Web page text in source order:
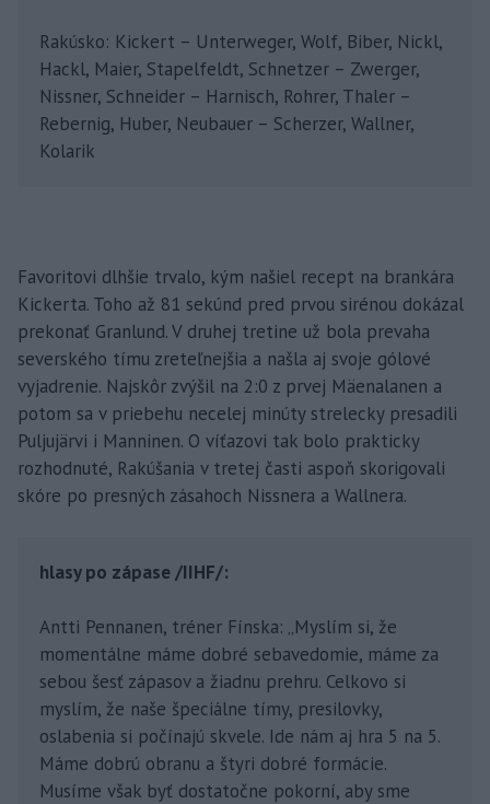
Rakúsko: Kickert – Unterweger, Wolf, Biber, Nickl,
Hackl, Maier, Stapelfeldt, Schnetzer – Zwerger,
Nissner, Schneider – Harnisch, Rohrer, Thaler –
Rebernig, Huber, Neubauer – Scherzer, Wallner,
Kolarik
Favoritovi dlhšie trvalo, kým našiel recept na brankára
Kickerta. Toho až 81 sekúnd pred prvou sirénou dokázal
prekonať Granlund. V druhej tretine už bola prevaha
severského tímu zreteľnejšia a našla aj svoje gólové
vyjadrenie. Najskôr zvýšil na 2:0 z prvej Mäenalanen a
potom sa v priebehu necelej minúty strelecky presadili
Puljujärvi i Manninen. O víťazovi tak bolo prakticky
rozhodnuté, Rakúšania v tretej časti aspoň skorigovali
skóre po presných zásahoch Nissnera a Wallnera.
hlasy po zápase /IIHF/:
Antti Pennanen, tréner Fínska: „Myslím si, že
momentálne máme dobré sebavedomie, máme za
sebou šesť zápasov a žiadnu prehru. Celkovo si
myslím, že naše špeciálne tímy, presilovky,
oslabenia si počínajú skvele. Ide nám aj hra 5 na 5.
Máme dobrú obranu a štyri dobré formácie.
Musíme však byť dostatočne pokorní, aby sme